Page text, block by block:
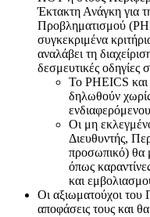
Έκτακτη Ανάγκη για
Προβληματισμού
συγκεκριμένα
αναλάβει τη
δεσμευτικές οδηγίες
Το PHEICS
δηλωθούν
Οι μη
Διευθυντής,
προσωπικό) θα
όπως
και
Οι αξιωματούχοι του
αποφάσεις τους και